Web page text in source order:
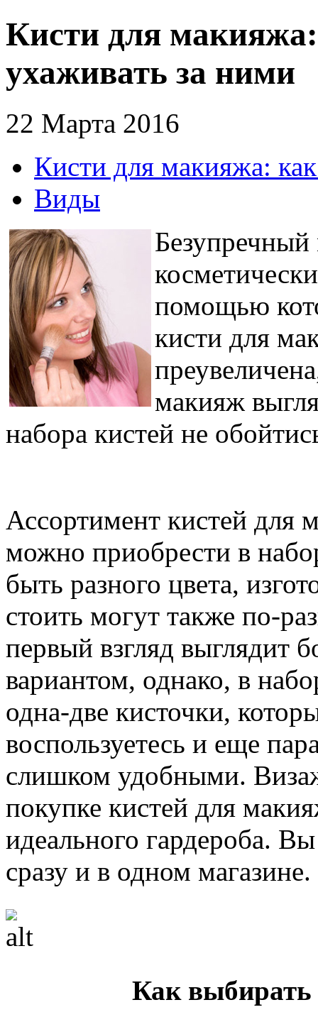
Кисти для
ухаживать за ними
22 Марта 2016
Кисти для макияжа:
Виды
помощью
кисти для
макияж
набора кистей не
Ассортимент кистей для
можно приобрести в
быть разного цвета,
стоить могут также по-
первый взгляд выглядит
вариантом, однако, в
одна-две кисточки,
воспользуетесь и еще
слишком удобными.
покупке кистей для
идеального гардероба.
сразу и в одном магазине.
Как